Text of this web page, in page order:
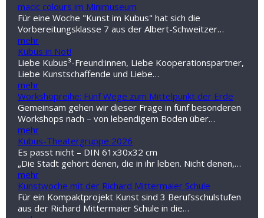
macic colours im Minimuseum
Für eine Woche "Kunst im Kubus" hat sich die
Vorbereitungsklasse 7 aus der Albert-Schweitzer…
mehr
Kubus in Not!
Liebe Kubus³-Freund:innen, Liebe Kooperationspartner,
Liebe Kunstschaffende und Liebe…
mehr
Workshopreihe: Fünf Wege zum Mittelpunkt der Erde
Gemeinsam gehen wir dieser Frage in fünf besonderen
Workshops nach – von lebendigem Boden über…
mehr
Kubus-Theatergruppe 2026
Es passt nicht – DIN 61x30x32 cm
„Die Stadt gehört denen, die in ihr leben. Nicht denen,…
mehr
Kunstwoche mit der Richard Mittermaier Schule
Für ein Kompaktprojekt Kunst sind 3 Berufsschulstufen
aus der Richard Mittermaier Schule in die…